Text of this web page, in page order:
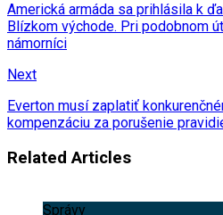
Americká armáda sa prihlásila k
Blízkom východe. Pri podobnom
námorníci
Next
Everton musí zaplatiť
kompenzáciu za porušenie
Related Articles
Správy